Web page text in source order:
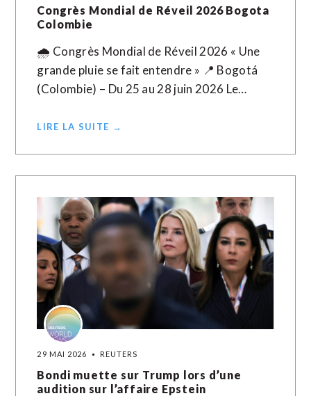
Congrès Mondial de Réveil 2026 Bogota
Colombie
🌧️ Congrès Mondial de Réveil 2026 « Une
grande pluie se fait entendre » 📍 Bogotá
(Colombie) – Du 25 au 28 juin 2026 Le…
LIRE LA SUITE →
29 MAI 2026 REUTERS
Bondi muette sur Trump lors d’une
audition sur l’affaire Epstein